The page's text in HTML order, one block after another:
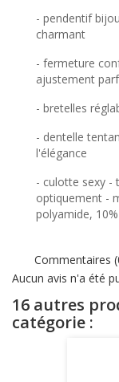
- pendentif
charmant
- fermeture
ajustement
- bretelles
- dentelle
l'élégance
- culotte sexy -
optiquement -
polyamide,
Commentaires
Aucun avis n'a été
16 autres
catégorie :